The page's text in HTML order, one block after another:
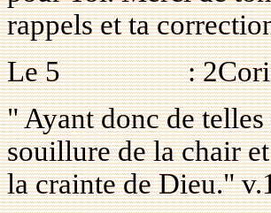
rappels et ta
Le5
:
" Ayant donc de
souillure de la chair
la crainte de Dieu."